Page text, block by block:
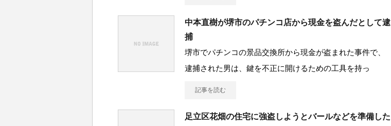
中本直樹が堺市のパチンコ店から現金を盗んだとして逮
捕
堺市でパチンコの景品交換所から現金が盗まれた事件で、
逮捕された男は、鍵を不正に開けるための工具を持っ
記事を読む
足立区花畑の住宅に強盗しようとバールなどを準備した